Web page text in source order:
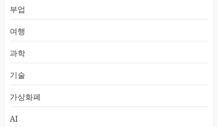
부업
여행
과학
기술
가상화폐
AI